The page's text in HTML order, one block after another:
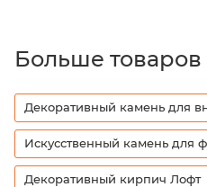
Больше товаров
Декоративный камень для
Искусственный камень для
Декоративный кирпич Лофт